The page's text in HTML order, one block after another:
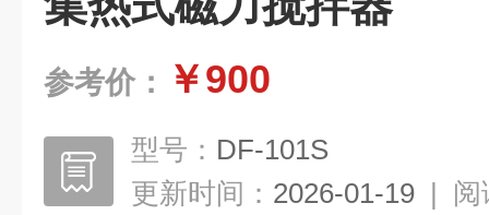
参考价： ￥900
型号： DF-101S
更新时间： 2026-01-19 | 阅